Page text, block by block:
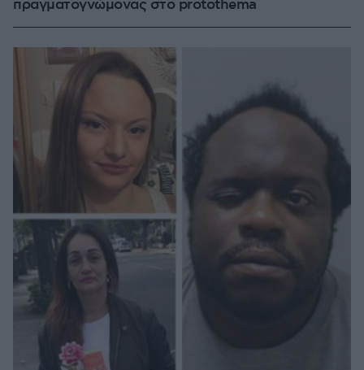
πραγματογνώμονας στο protothema